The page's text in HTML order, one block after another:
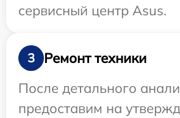
сервисный центр Asus.
3
Ремонт техники
После детального
предоставим на